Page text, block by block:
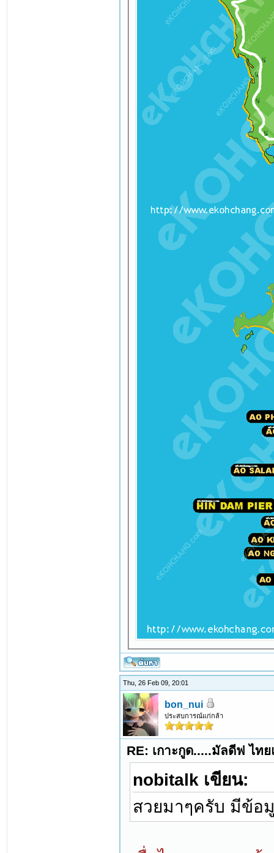
Thu, 26 Feb 09, 20:01
bon_nui
ประสบการณ์แก่กล้า
RE: เกาะกูด.....มัลดีฟ ไท
nobitalk เขียน:
สวยมาๆครับ มีข้อ